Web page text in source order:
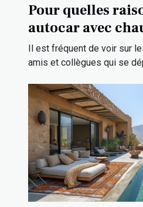
Pour quelles
autocar avec
Il est fréquent de voir sur
amis et collègues qui se